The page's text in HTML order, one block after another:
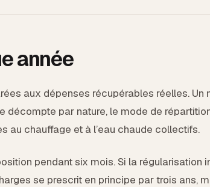
année
aux dépenses récupérables réelles. Un
décompte par nature, le mode de
au chauffage et à l’eau chaude collectifs.
pendant six mois. Si la régularisation
se prescrit en principe par trois ans,